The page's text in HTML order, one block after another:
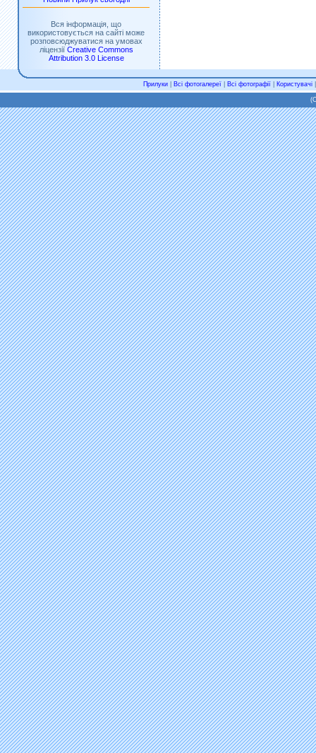
Вся інформація, що
використовується на сайті може
розповсюджуватися на умовах
ліцензії Creative Commons
Attribution 3.0 License
Прилуки| Всі фотогалереї| Всі фотографії| Користувачі